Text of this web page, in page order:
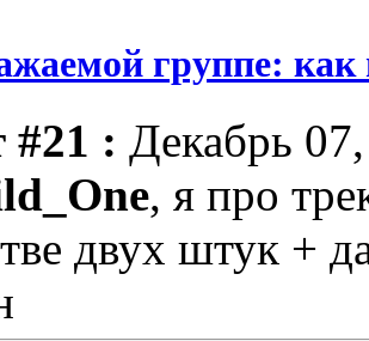
группе:
#21 : Декабрь
, я про
двух штук +